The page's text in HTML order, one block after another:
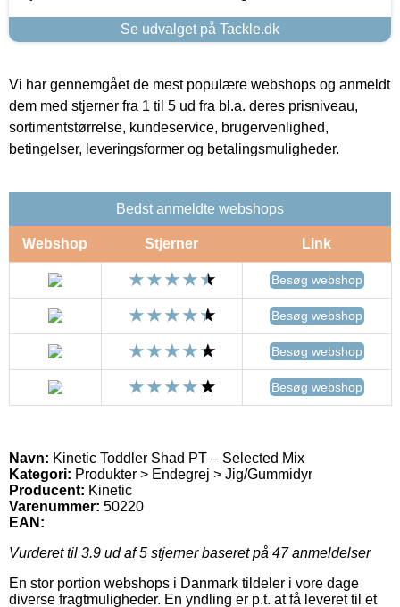
Se udvalget på Tackle.dk
Vi har gennemgået de mest populære webshops og anmeldt
dem med stjerner fra 1 til 5 ud fra bl.a. deres prisniveau,
sortimentstørrelse, kundeservice, brugervenlighed,
betingelser, leveringsformer og betalingsmuligheder.
Bedst anmeldte webshops
Webshop Stjerner Link
Besøg webshop
Besøg webshop
Besøg webshop
Besøg webshop
Navn: Kinetic Toddler Shad PT – Selected Mix
Kategori: Produkter > Endegrej > Jig/Gummidyr
Producent: Kinetic
Varenummer: 50220
EAN:
Vurderet til 3.9 ud af 5 stjerner baseret på 47anmeldelser
En stor portion webshops i Danmark tildeler i vore dage
diverse fragtmuligheder. En yndling er p.t. at få leveret til et